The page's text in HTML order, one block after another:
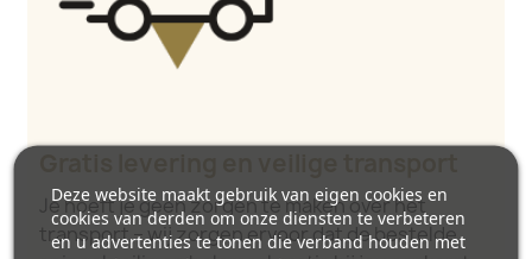
Je hoeft je geen zorgen te maken over het
transport – wij zorgen ervoor dat de bestelde
Deze website maakt gebruik van eigen cookies en
cookies van derden om onze diensten te verbeteren
en u advertenties te tonen die verband houden met